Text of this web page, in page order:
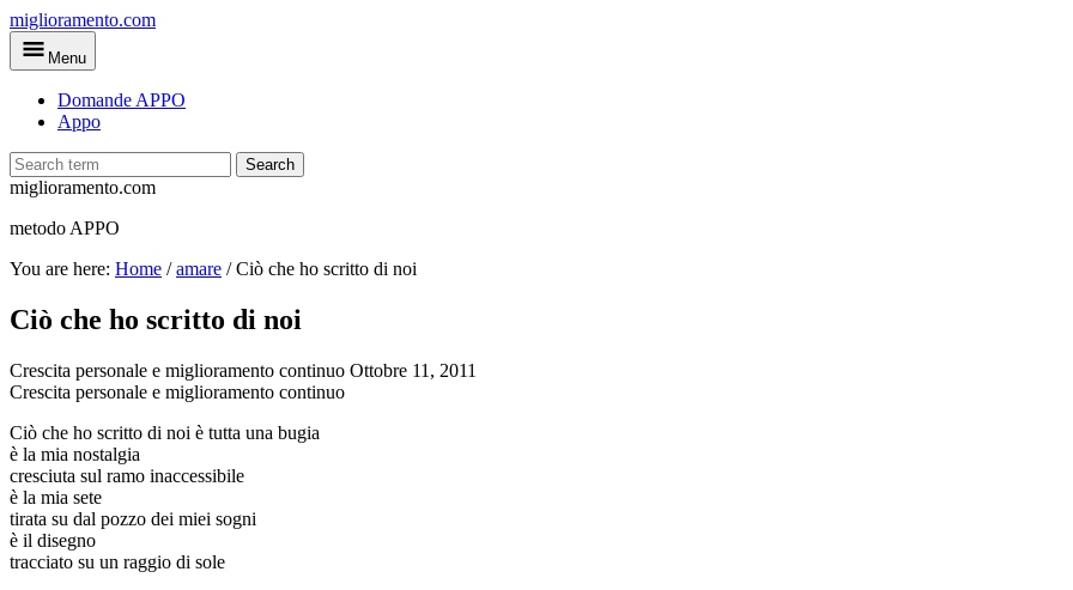
Skip
to
main
miglioramento.com
Menu
Domande APPO
Appo
Search
miglioramento.com
metodo APPO
You are here: Home /amare /Ciò che ho scritto di noi
Ciò che ho scritto di noi
Crescita personale e miglioramento continuo Ottobre 11, 2011
Crescita personale e miglioramento continuo
Ciò che ho scritto di noi è tutta una bugia
è la mia nostalgia
cresciuta sul ramo inaccessibile
è la mia sete
tirata su dal pozzo dei miei sogni
è il disegno
tracciato su un raggio di sole